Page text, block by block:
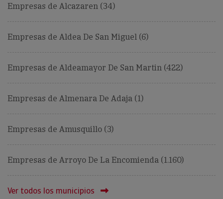
Empresas de Alcazaren (34)
Empresas de Aldea De San Miguel (6)
Empresas de Aldeamayor De San Martin (422)
Empresas de Almenara De Adaja (1)
Empresas de Amusquillo (3)
Empresas de Arroyo De La Encomienda (1.160)
Ver todos los municipios